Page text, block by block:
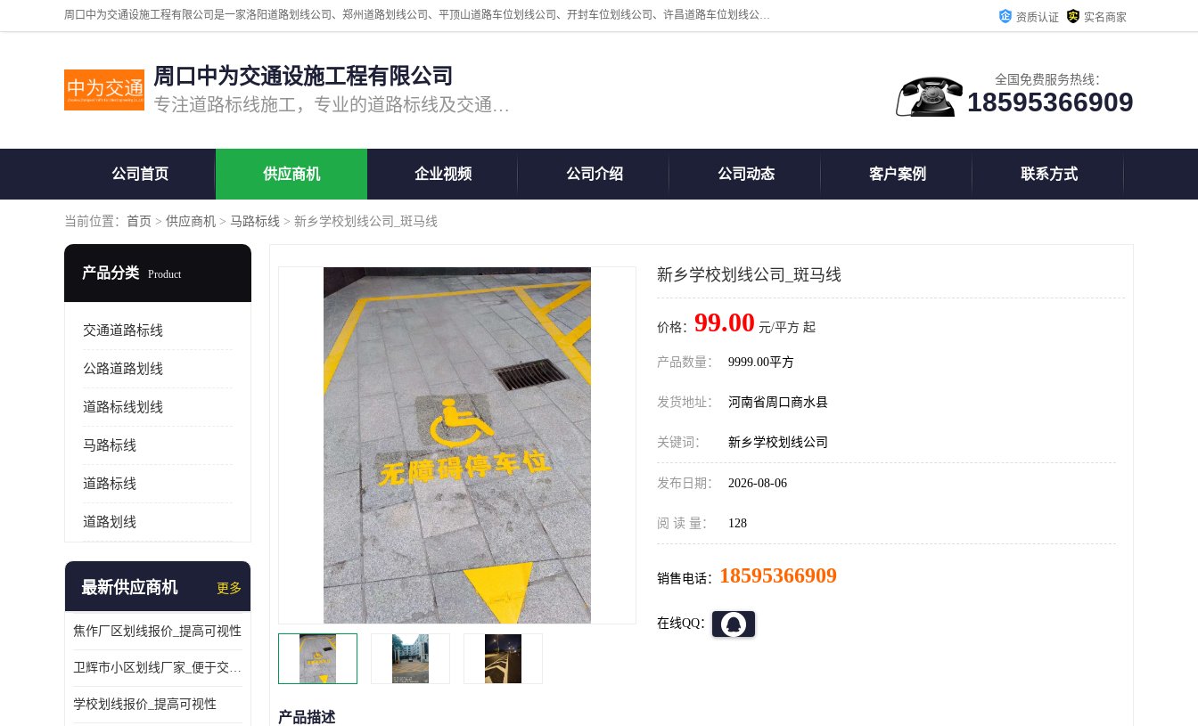
周口中为交通设施工程有限公司是一家洛阳道路划线公司、郑州道路划线公司、平顶山道路车位划线公司、开封车位划线公司、许昌道路车位划线公司、漯河道路车位划线公司，公司始终坚持“诚信、匠心、专注”的宗旨；我们的经营理念是：的服务。 资质认证 实名商家
周口中为交通设施工程有限公司
专注道路标线施工，专业的道路标线及交通设施施工服务商!
全国免费服务热线：
18595366909
公司首页 供应商机 企业视频 公司介绍 公司动态 客户案例 联系方式
当前位置： 首页 > 供应商机 > 马路标线 > 新乡学校划线公司_斑马线
产品分类 Product
交通道路标线
公路道路划线
道路标线划线
马路标线
道路标线
道路划线
最新供应商机 更多
焦作厂区划线报价_提高可视性
卫辉市小区划线厂家_便于交通管理
学校划线报价_提高可视性
新乡学校划线公司_斑马线
价格： 99.00 元/平方 起
产品数量： 9999.00平方
发货地址： 河南省周口商水县
关键词： 新乡学校划线公司
发布日期： 2026-08-06
阅 读 量： 128
销售电话： 18595366909
在线QQ：
产品描述